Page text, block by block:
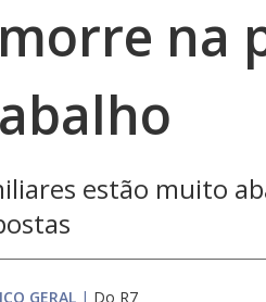
na
estão muito
GERAL | Do R7